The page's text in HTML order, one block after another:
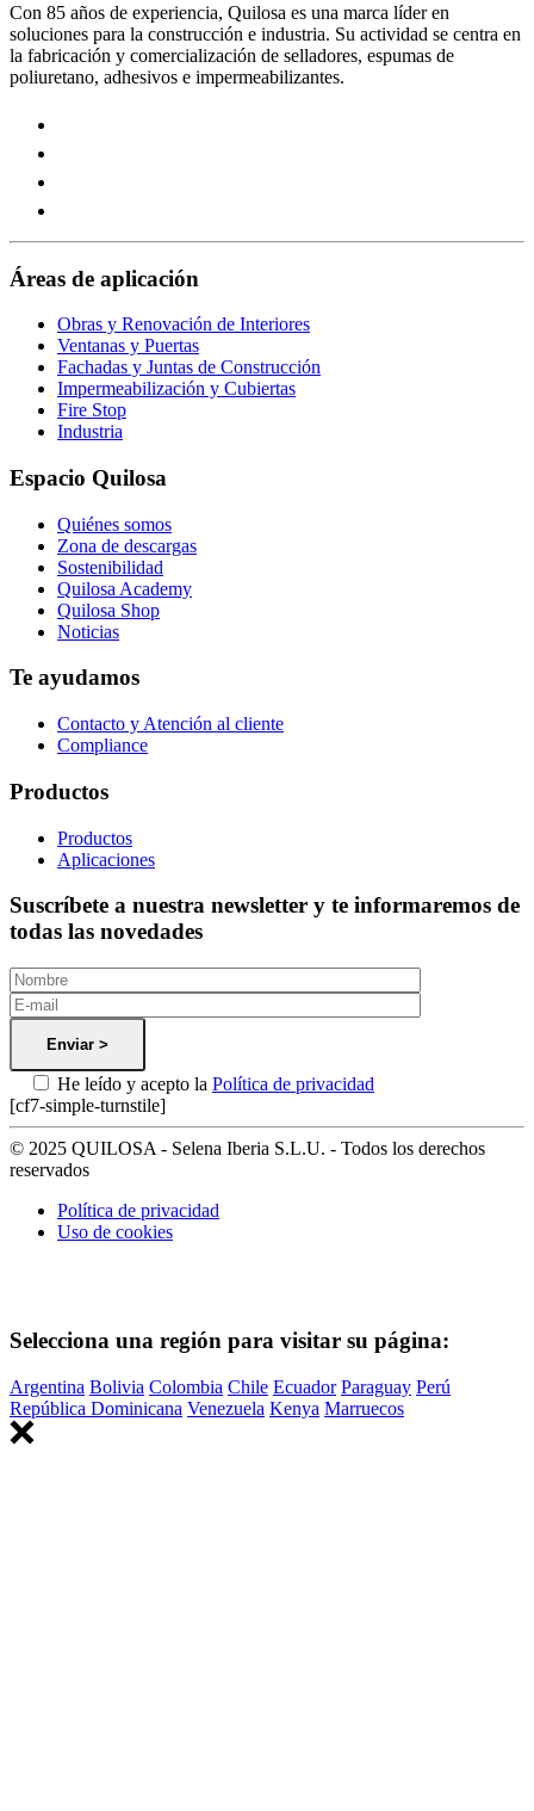
Con 85 años de experiencia, Quilosa es una marca líder en
soluciones para la construcción e industria. Su actividad se centra en
la fabricación y comercialización de selladores, espumas de
poliuretano, adhesivos e impermeabilizantes.
page
https://www.facebook.com/QuilosaSelenaIberia/
page
Áreas de aplicación
Obras y Renovación de Interiores
Ventanas y Puertas
Fachadas y Juntas de Construcción
Impermeabilización y Cubiertas
Fire Stop
Industria
Espacio Quilosa
Quiénes somos
Zona de descargas
Sostenibilidad
Quilosa Academy
Quilosa Shop
Noticias
Te ayudamos
Contacto y Atención al cliente
Compliance
Productos
Productos
Aplicaciones
Suscríbete a nuestra newsletter y te informaremos de
todas las novedades
He leído y acepto la Política de privacidad
[cf7-simple-turnstile]
© 2025 QUILOSA - Selena Iberia S.L.U. - Todos los derechos
reservados
Política de privacidad
Uso de cookies
Selecciona una región para visitar su página:
Argentina Bolivia Colombia Chile Ecuador Paraguay Perú
República Dominicana Venezuela Kenya Marruecos